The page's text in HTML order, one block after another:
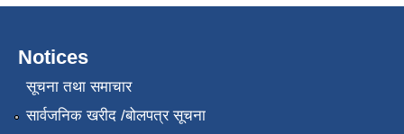
Notices
सूचना तथा समाचार
सार्वजनिक खरीद /बोलपत्र सूचना